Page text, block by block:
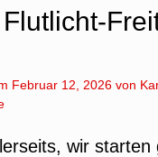
Februar 12, 2026 von
wir starten